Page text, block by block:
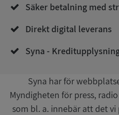
Säker betalning med
Direkt digital leverans
Syna -
Syna har för
Myndigheten för press,
som bl. a. innebär att det